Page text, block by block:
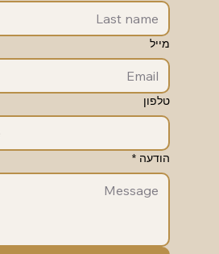
מייל
טלפון
הודעה *